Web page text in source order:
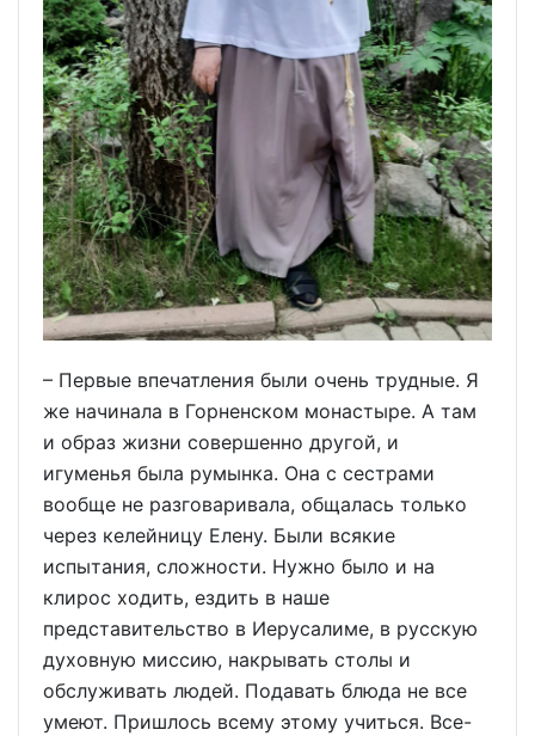
– Первые впечатления были очень трудные. Я
же начинала в Горненском монастыре. А там
и образ жизни совершенно другой, и
игуменья была румынка. Она с сестрами
вообще не разговаривала, общалась только
через келейницу Елену. Были всякие
испытания, сложности. Нужно было и на
клирос ходить, ездить в наше
представительство в Иерусалиме, в русскую
духовную миссию, накрывать столы и
обслуживать людей. Подавать блюда не все
умеют. Пришлось всему этому учиться. Все-